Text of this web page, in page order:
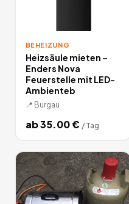
BEHEIZUNG
Heizsäule mieten –
Enders Nova
Feuerstelle mit LED-
Ambienteb
📍 Burgau
ab35.00€ / Tag